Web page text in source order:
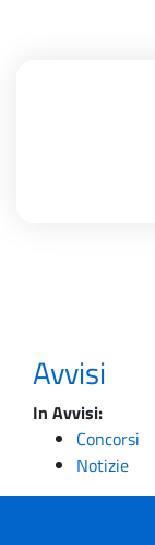
Avvisi
In Avvisi:
Concorsi
Notizie